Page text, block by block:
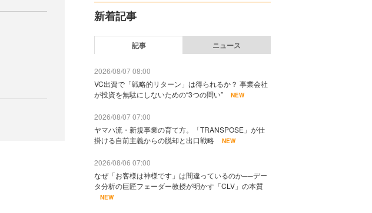
新着記事
記事 ニュース
2026/08/07 08:00
VC出資で「戦略的リターン」は得られるか？ 事業会社
が投資を無駄にしないための“3つの問い”
NEW
2026/08/07 07:00
ヤマハ流・新規事業の育て方。「TRANSPOSE」が仕
掛ける自前主義からの脱却と出口戦略
NEW
2026/08/06 07:00
なぜ「お客様は神様です」は間違っているのか──デー
タ分析の巨匠フェーダー教授が明かす「CLV」の本質
NEW